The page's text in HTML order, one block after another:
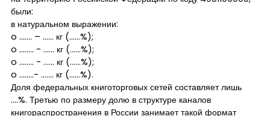
были:
в натуральном выражении:
o ……. – …… кг (……%);
o …….. - …… кг (……%);
o …….. - …… кг (……%);
o ……..- ……. кг (……%).
Доля федеральных книготорговых сетей составляет лишь
….%. Третью по размеру долю в структуре каналов
книгораспространения в России занимает такой формат